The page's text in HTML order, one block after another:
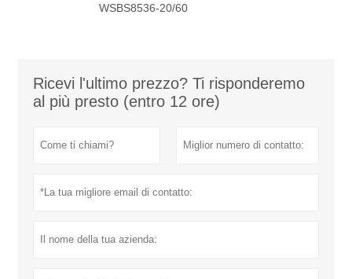
WSBS8536-20/60
Ricevi l'ultimo prezzo? Ti risponderemo
al più presto (entro 12 ore)